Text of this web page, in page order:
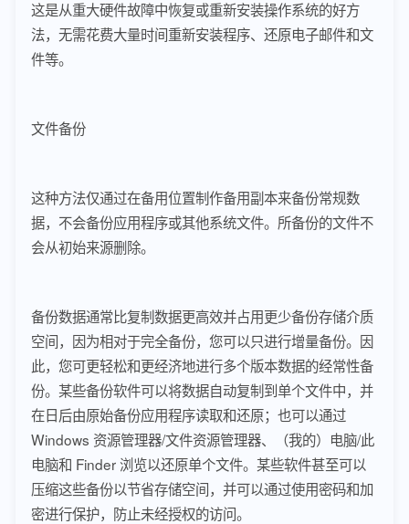
这是从重大硬件故障中恢复或重新安装操作系统的好方
法，无需花费大量时间重新安装程序、还原电子邮件和文
件等。
文件备份
这种方法仅通过在备用位置制作备用副本来备份常规数
据，不会备份应用程序或其他系统文件。所备份的文件不
会从初始来源删除。
备份数据通常比复制数据更高效并占用更少备份存储介质
空间，因为相对于完全备份，您可以只进行增量备份。因
此，您可更轻松和更经济地进行多个版本数据的经常性备
份。某些备份软件可以将数据自动复制到单个文件中，并
在日后由原始备份应用程序读取和还原；也可以通过
Windows 资源管理器/文件资源管理器、（我的）电脑/此
电脑和 Finder 浏览以还原单个文件。某些软件甚至可以
压缩这些备份以节省存储空间，并可以通过使用密码和加
密进行保护，防止未经授权的访问。